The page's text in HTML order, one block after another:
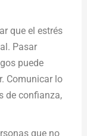
que el estrés
Pasar
puede
Comunicar lo
de confianza,
que no